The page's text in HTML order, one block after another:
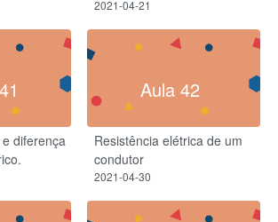
2021-04-21
diferença
Aula 42
Resistência elétrica de um
condutor​
2021-04-30